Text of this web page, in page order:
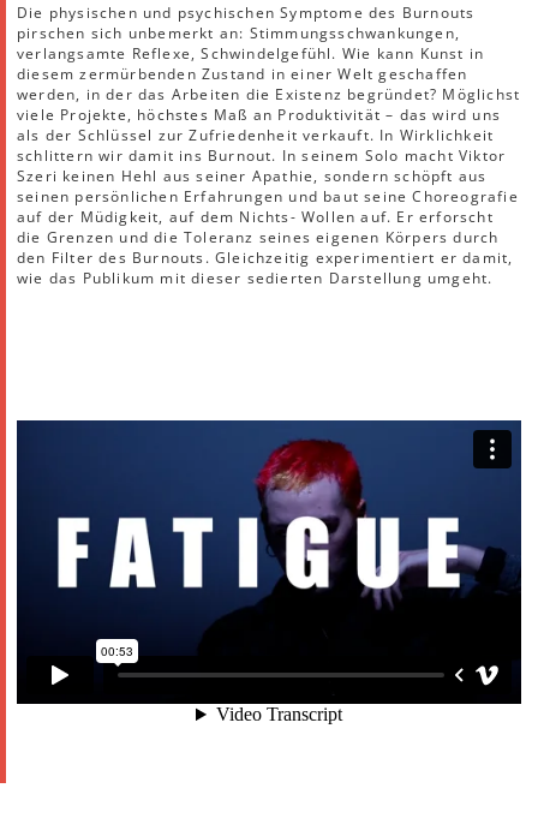
Die physischen und psychischen Symptome des Burnouts
pirschen sich unbemerkt an: Stimmungsschwankungen,
verlangsamte Reflexe, Schwindelgefühl. Wie kann Kunst in
diesem zermürbenden Zustand in einer Welt geschaffen
werden, in der das Arbeiten die Existenz begründet? Möglichst
viele Projekte, höchstes Maß an Produktivität – das wird uns
als der Schlüssel zur Zufriedenheit verkauft. In Wirklichkeit
schlittern wir damit ins Burnout. In seinem Solo macht Viktor
Szeri keinen Hehl aus seiner Apathie, sondern schöpft aus
seinen persönlichen Erfahrungen und baut seine Choreografie
auf der Müdigkeit, auf dem Nichts- Wollen auf. Er erforscht
die Grenzen und die Toleranz seines eigenen Körpers durch
den Filter des Burnouts. Gleichzeitig experimentiert er damit,
wie das Publikum mit dieser sedierten Darstellung umgeht.